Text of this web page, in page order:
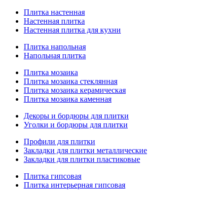
Плитка настенная
Настенная плитка
Настенная плитка для кухни
Плитка напольная
Напольная плитка
Плитка мозаика
Плитка мозаика стеклянная
Плитка мозаика керамическая
Плитка мозаика каменная
Декоры и бордюры для плитки
Уголки и бордюры для плитки
Профили для плитки
Закладки для плитки металлические
Закладки для плитки пластиковые
Плитка гипсовая
Плитка интерьерная гипсовая